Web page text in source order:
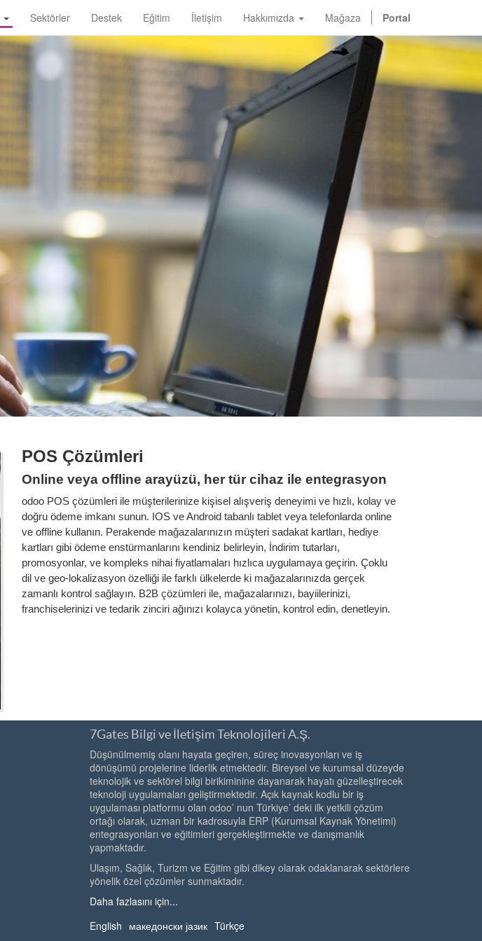
Sektörler Destek Eğitim İletişim Hakkımızda Mağaza Portal
POS Çözümleri
Online veya offline arayüzü, her tür cihaz ile entegrasyon
odoo POS çözümleri ile müşterilerinize kişisel alışveriş deneyimi ve hızlı, kolay ve
doğru ödeme imkanı sunun. IOS ve Android tabanlı tablet veya telefonlarda online
ve offline kullanın. Perakende mağazalarınızın müşteri sadakat kartları, hediye
kartları gibi ödeme enstürmanlarını kendiniz belirleyin, İndirim tutarları,
promosyonlar, ve kompleks nihai fiyatlamaları hızlıca uygulamaya geçirin. Çoklu
dil ve geo-lokalizasyon özelliği ile farklı ülkelerde ki mağazalarınızda gerçek
zamanlı kontrol sağlayın. B2B çözümleri ile, mağazalarınızı, bayiilerinizi,
franchiselerinizi ve tedarik zinciri ağınızı kolayca yönetin, kontrol edin, denetleyin.
7Gates Bilgi ve İletişim Teknolojileri A.Ş.
Düşünülmemiş olanı hayata geçiren, süreç inovasyonları ve iş
dönüşümü projelerine liderlik etmektedir. Bireysel ve kurumsal düzeyde
teknolojik ve sektörel bilgi birikiminine dayanarak hayatı güzelleştirecek
teknoloji uygulamaları geliştirmektedir. Açık kaynak kodlu bir iş
uygulaması platformu olan odoo’ nun Türkiye’ deki ilk yetkili çözüm
ortağı olarak, uzman bir kadrosuyla ERP (Kurumsal Kaynak Yönetimi)
entegrasyonları ve eğitimleri gerçekleştirmekte ve danışmanlık
yapmaktadır.
Ulaşım, Sağlık, Turizm ve Eğitim gibi dikey olarak odaklanarak sektörlere
yönelik özel çözümler sunmaktadır.
Daha fazlasını için...
English македонски јазик Türkçe